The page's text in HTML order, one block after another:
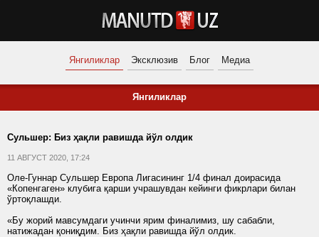
Янгиликлар Эксклюзив Блог Медиа
Янгиликлар
Сульшер: Биз ҳақли равишда йўл олдик
11 АВГУСТ 2020, 17:24
Оле-Гуннар Сульшер Европа Лигасининг 1/4 финал доирасида
«Копенгаген» клубига қарши учрашувдан кейинги фикрлари билан
ўртоқлашди.
«Бу жорий мавсумдаги учинчи ярим финалимиз, шу сабабли,
натижадан қониқдим. Биз ҳақли равишда йўл олдик.